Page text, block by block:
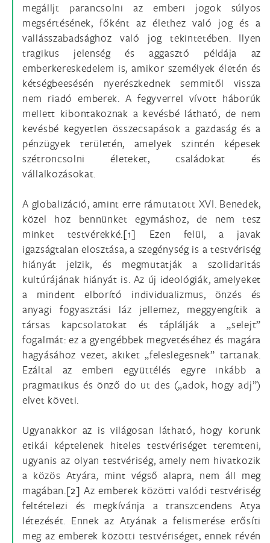
megálljt parancsolni az emberi jogok súlyos
megsértésének, főként az élethez való jog és a
vallásszabadsághoz való jog tekintetében. Ilyen
tragikus jelenség és aggasztó példája az
emberkereskedelem is, amikor személyek életén és
kétségbeesésén nyerészkednek semmitől vissza
nem riadó emberek. A fegyverrel vívott háborúk
mellett kibontakoznak a kevésbé látható, de nem
kevésbé kegyetlen összecsapások a gazdaság és a
pénzügyek területén, amelyek szintén képesek
szétroncsolni életeket, családokat és
vállalkozásokat.
A globalizáció, amint erre rámutatott XVI. Benedek,
közel hoz bennünket egymáshoz, de nem tesz
minket testvérekké.[1] Ezen felül, a javak
igazságtalan elosztása, a szegénység is a testvériség
hiányát jelzik, és megmutatják a szolidaritás
kultúrájának hiányát is. Az új ideológiák, amelyeket
a mindent elborító individualizmus, önzés és
anyagi fogyasztási láz jellemez, meggyengítik a
társas kapcsolatokat és táplálják a „selejt”
fogalmát: ez a gyengébbek megvetéséhez és magára
hagyásához vezet, akiket „feleslegesnek” tartanak.
Ezáltal az emberi együttélés egyre inkább a
pragmatikus és önző do ut des („adok, hogy adj”)
elvet követi.
Ugyanakkor az is világosan látható, hogy korunk
etikái képtelenek hiteles testvériséget teremteni,
ugyanis az olyan testvériség, amely nem hivatkozik
a közös Atyára, mint végső alapra, nem áll meg
magában.[2] Az emberek közötti valódi testvériség
feltételezi és megkívánja a transzcendens Atya
létezését. Ennek az Atyának a felismerése erősíti
meg az emberek közötti testvériséget, ennek révén